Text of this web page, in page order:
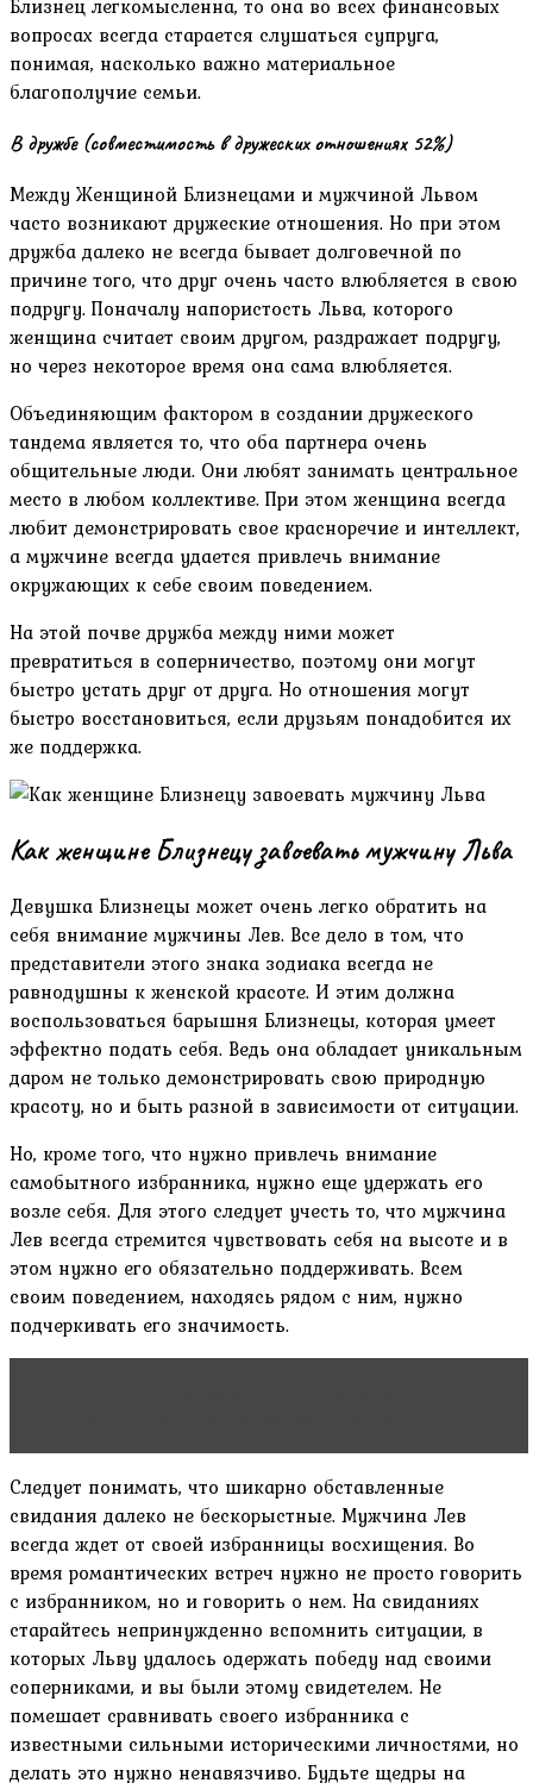
Близнец легкомысленна, то она во всех финансовых
вопросах всегда старается слушаться супруга,
понимая, насколько важно материальное
благополучие семьи.
В дружбе (совместимость в дружеских отношениях 52%)
Между Женщиной Близнецами и мужчиной Львом
часто возникают дружеские отношения. Но при этом
дружба далеко не всегда бывает долговечной по
причине того, что друг очень часто влюбляется в свою
подругу. Поначалу напористость Льва, которого
женщина считает своим другом, раздражает подругу,
но через некоторое время она сама влюбляется.
Объединяющим фактором в создании дружеского
тандема является то, что оба партнера очень
общительные люди. Они любят занимать центральное
место в любом коллективе. При этом женщина всегда
любит демонстрировать свое красноречие и интеллект,
а мужчине всегда удается привлечь внимание
окружающих к себе своим поведением.
На этой почве дружба между ними может
превратиться в соперничество, поэтому они могут
быстро устать друг от друга. Но отношения могут
быстро восстановиться, если друзьям понадобится их
же поддержка.
Как женщине Близнецу завоевать мужчину Льва
Девушка Близнецы может очень легко обратить на
себя внимание мужчины Лев. Все дело в том, что
представители этого знака зодиака всегда не
равнодушны к женской красоте. И этим должна
воспользоваться барышня Близнецы, которая умеет
эффектно подать себя. Ведь она обладает уникальным
даром не только демонстрировать свою природную
красоту, но и быть разной в зависимости от ситуации.
Но, кроме того, что нужно привлечь внимание
самобытного избранника, нужно еще удержать его
возле себя. Для этого следует учесть то, что мужчина
Лев всегда стремится чувствовать себя на высоте и в
этом нужно его обязательно поддерживать. Всем
своим поведением, находясь рядом с ним, нужно
подчеркивать его значимость.
Следует понимать, что шикарно обставленные
свидания далеко не бескорыстные. Мужчина Лев
всегда ждет от своей избранницы восхищения. Во
время романтических встреч нужно не просто говорить
с избранником, но и говорить о нем. На свиданиях
старайтесь непринужденно вспомнить ситуации, в
которых Льву удалось одержать победу над своими
соперниками, и вы были этому свидетелем. Не
помешает сравнивать своего избранника с
известными сильными историческими личностями, но
делать это нужно ненавязчиво. Будьте щедры на